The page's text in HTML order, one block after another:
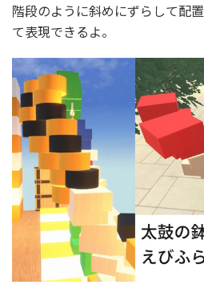
階段のように斜めにずらして配
て表現できるよ。